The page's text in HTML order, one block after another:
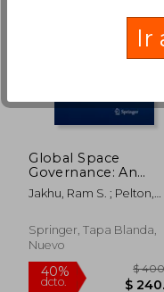
40%
dcto. $
Global Space
Governance: An
International Study
(en Inglés)
Jakhu, Ram S. ; Pelton,
Springer, Tapa Blanda,
Nuevo
Ir